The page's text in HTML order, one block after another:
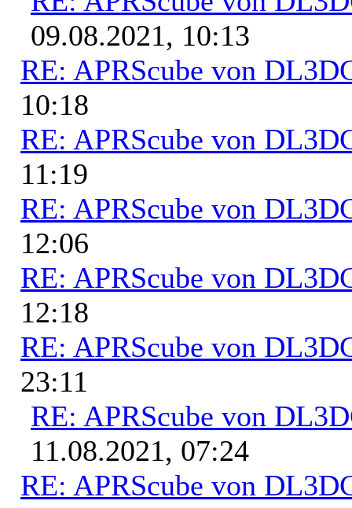
09.08.2021, 10:13
RE: APRScube von
10:18
RE: APRScube von
11:19
RE: APRScube von
12:06
RE: APRScube von
12:18
RE: APRScube von
23:11
RE: APRScube von
11.08.2021, 07:24
RE: APRScube von